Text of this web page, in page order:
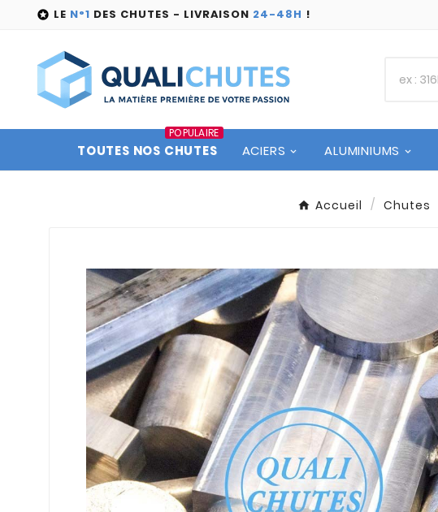
 LE N°1 DES CHUTES - LIVRAISON 24-48H !
TOUTES NOS CHUTES
POPULAIRE
ACIERS ALUMINIUMS
Accueil Chutes